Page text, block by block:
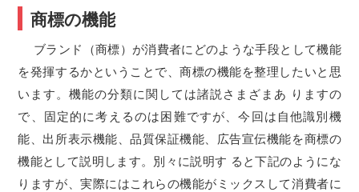
商標の機能
ブランド（商標）が消費者にどのような手段として機能
を発揮するかということで、商標の機能を整理したいと思
います。機能の分類に関しては諸説さまざまあ りますの
で、固定的に考えるのは困難ですが、今回は自他識別機
能、出所表示機能、品質保証機能、広告宣伝機能を商標の
機能として説明します。別々に説明す ると下記のようにな
りますが、実際にはこれらの機能がミックスして消費者に